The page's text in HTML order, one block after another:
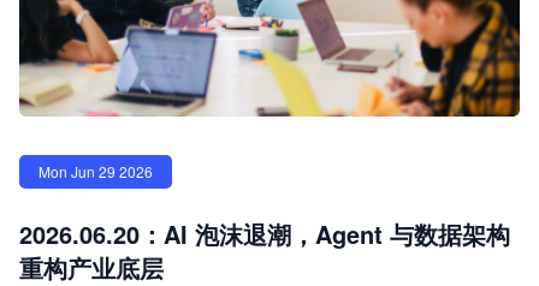
Mon Jun 29 2026
2026.06.20：AI 泡沫退潮，Agent 与数据架构
重构产业底层